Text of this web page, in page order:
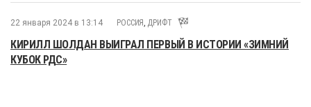
22 января 2024 в 13:14 РОССИЯ , ДРИФТ
КИРИЛЛ ШОЛДАН ВЫИГРАЛ ПЕРВЫЙ В ИСТОРИИ «ЗИМНИЙ
КУБОК РДС»